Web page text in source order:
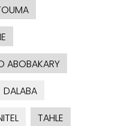
ABOBAKARY
DALABA
TAHLE